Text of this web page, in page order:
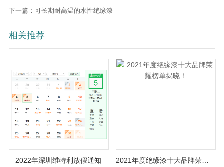
下一篇：可长期耐高温的水性绝缘漆
相关推荐
2022年深圳维特利放假通知